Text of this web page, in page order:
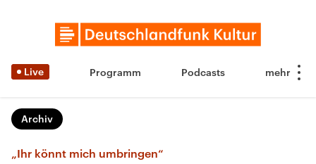
Live Programm Podcasts
Archiv
„Ihr könnt mich umbringen“